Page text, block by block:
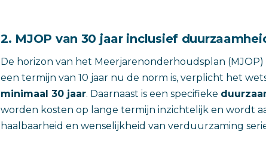
2. MJOP van 30 jaar inclusief
De horizon van het Meerjarenonderhoudsplan
een termijn van 10 jaar nu de norm is, verplicht het
minimaal 30 jaar. Daarnaast is een specifieke
worden kosten op lange termijn inzichtelijk en wordt
haalbaarheid en wenselijkheid van verduurzaming